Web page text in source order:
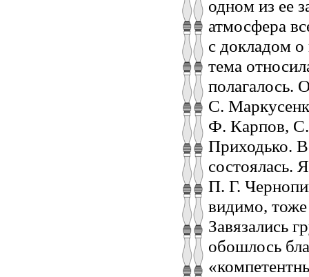
одном из ее
атмосфера
с докладом о
тема
полагалось.
С.
Ф. Карпов, С.
Приходько.
состоялась.
П. Г.
видимо,
Завязались
обошлось